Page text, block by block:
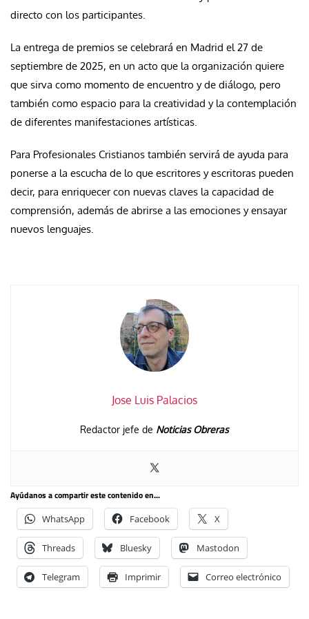
directo con los participantes.
La entrega de premios se celebrará en Madrid el 27 de
septiembre de 2025, en un acto que la organización quiere
que sirva como momento de encuentro y de diálogo, pero
también como espacio para la creatividad y la contemplación
de diferentes manifestaciones artísticas.
Para Profesionales Cristianos también servirá de ayuda para
ponerse a la escucha de lo que escritores y escritoras pueden
decir, para enriquecer con nuevas claves la capacidad de
comprensión, además de abrirse a las emociones y ensayar
nuevos lenguajes.
Jose Luis Palacios
Redactor jefe de Noticias Obreras
Ayúdanos a compartir este contenido en...
WhatsApp Facebook X
Threads Bluesky Mastodon
Telegram Imprimir Correo electrónico